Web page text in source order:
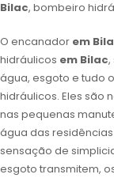
Bilac, bombeiro
O encanador em
hidráulicos em Bilac
água, esgoto e tudo
hidráulicos. Eles são
nas pequenas
água das
sensação de
esgoto transmitem,